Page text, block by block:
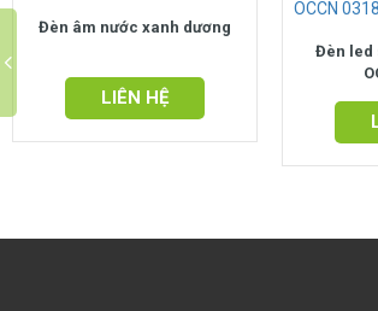
Đèn âm nước xanh dương
LIÊN HỆ
Đèn led